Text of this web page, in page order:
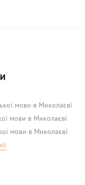
мови в Миколаєві
мови в Миколаєві
мови в Миколаєві